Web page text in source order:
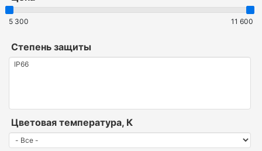
5 300 11 600
Степень защиты
Цветовая температура, К